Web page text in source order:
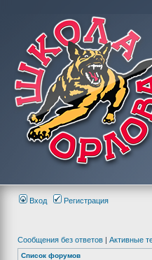
Вход Регистрация
Сообщения без ответов | Активные
Список форумов